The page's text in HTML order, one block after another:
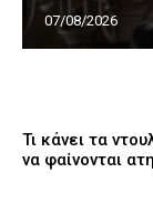
07/08/2026
Τι κάνει τα
να φαίνονται